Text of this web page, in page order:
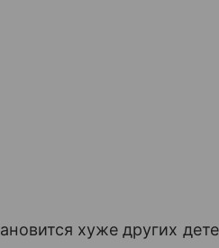
хуже других